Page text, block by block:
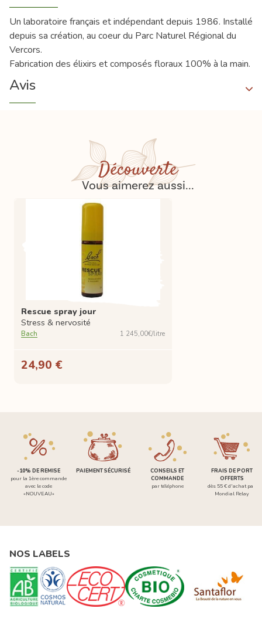
Un laboratoire français et indépendant depuis 1986. Installé
depuis sa création, au coeur du Parc Naturel Régional du
Vercors.
Fabrication des élixirs et composés floraux 100% à la main.
Avis
Découverte
Vous aimerez aussi...
Rescue spray jour
Stress & nervosité
Bach 1 245,00€/litre
24,90 €
-10% DE REMISE
pour la 1ère commande
avec le code
«NOUVEAU»
PAIEMENT SÉCURISÉ
CONSEILS ET
COMMANDE
par téléphone
FRAIS DE PORT
OFFERTS
dès 55 € d'achat par
Mondial Relay
NOS LABELS